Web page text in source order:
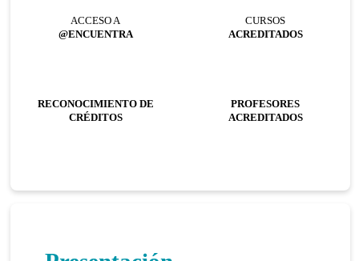
ACCESO A
@ENCUENTRA
CURSOS
ACREDITADOS
RECONOCIMIENTO DE
CRÉDITOS
PROFESORES
ACREDITADOS